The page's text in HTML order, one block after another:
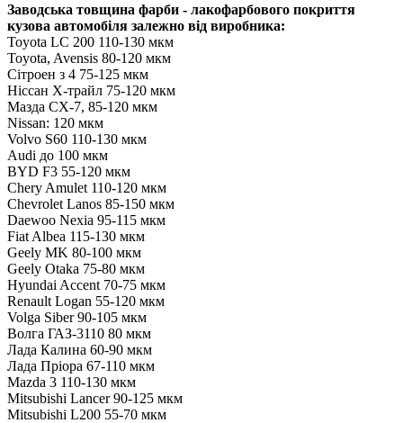
Заводська товщина фарби - лакофарбового покриття
кузова автомобіля залежно від виробника:
Toyota LC 200 110-130 мкм
Toyota, Avensis 80-120 мкм
Сітроен з 4 75-125 мкм
Ніссан Х-трайл 75-120 мкм
Мазда СX-7, 85-120 мкм
Nissan: 120 мкм
Volvo S60 110-130 мкм
Audi до 100 мкм
BYD F3 55-120 мкм
Chery Amulet 110-120 мкм
Chevrolet Lanos 85-150 мкм
Daewoo Nexia 95-115 мкм
Fiat Albea 115-130 мкм
Geely MK 80-100 мкм
Geely Otaka 75-80 мкм
Hyundai Accent 70-75 мкм
Renault Logan 55-120 мкм
Volga Siber 90-105 мкм
Волга ГАЗ-3110 80 мкм
Лада Калина 60-90 мкм
Лада Пріора 67-110 мкм
Mazda 3 110-130 мкм
Mitsubishi Lancer 90-125 мкм
Mitsubishi L200 55-70 мкм